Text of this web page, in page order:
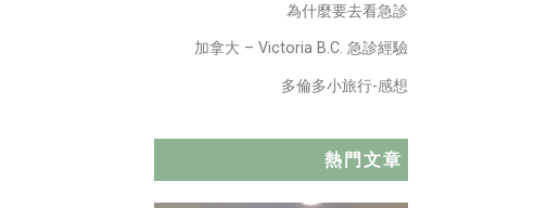
為什麼要去看急診
加拿大 – Victoria B.C. 急診經驗
多倫多小旅行-感想
熱門文章